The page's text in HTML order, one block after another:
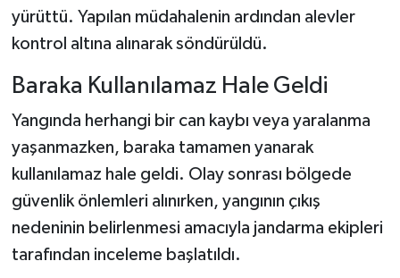
yürüttü. Yapılan müdahalenin ardından alevler
kontrol altına alınarak söndürüldü.
Baraka Kullanılamaz Hale Geldi
Yangında herhangi bir can kaybı veya yaralanma
yaşanmazken, baraka tamamen yanarak
kullanılamaz hale geldi. Olay sonrası bölgede
güvenlik önlemleri alınırken, yangının çıkış
nedeninin belirlenmesi amacıyla jandarma ekipleri
tarafından inceleme başlatıldı.